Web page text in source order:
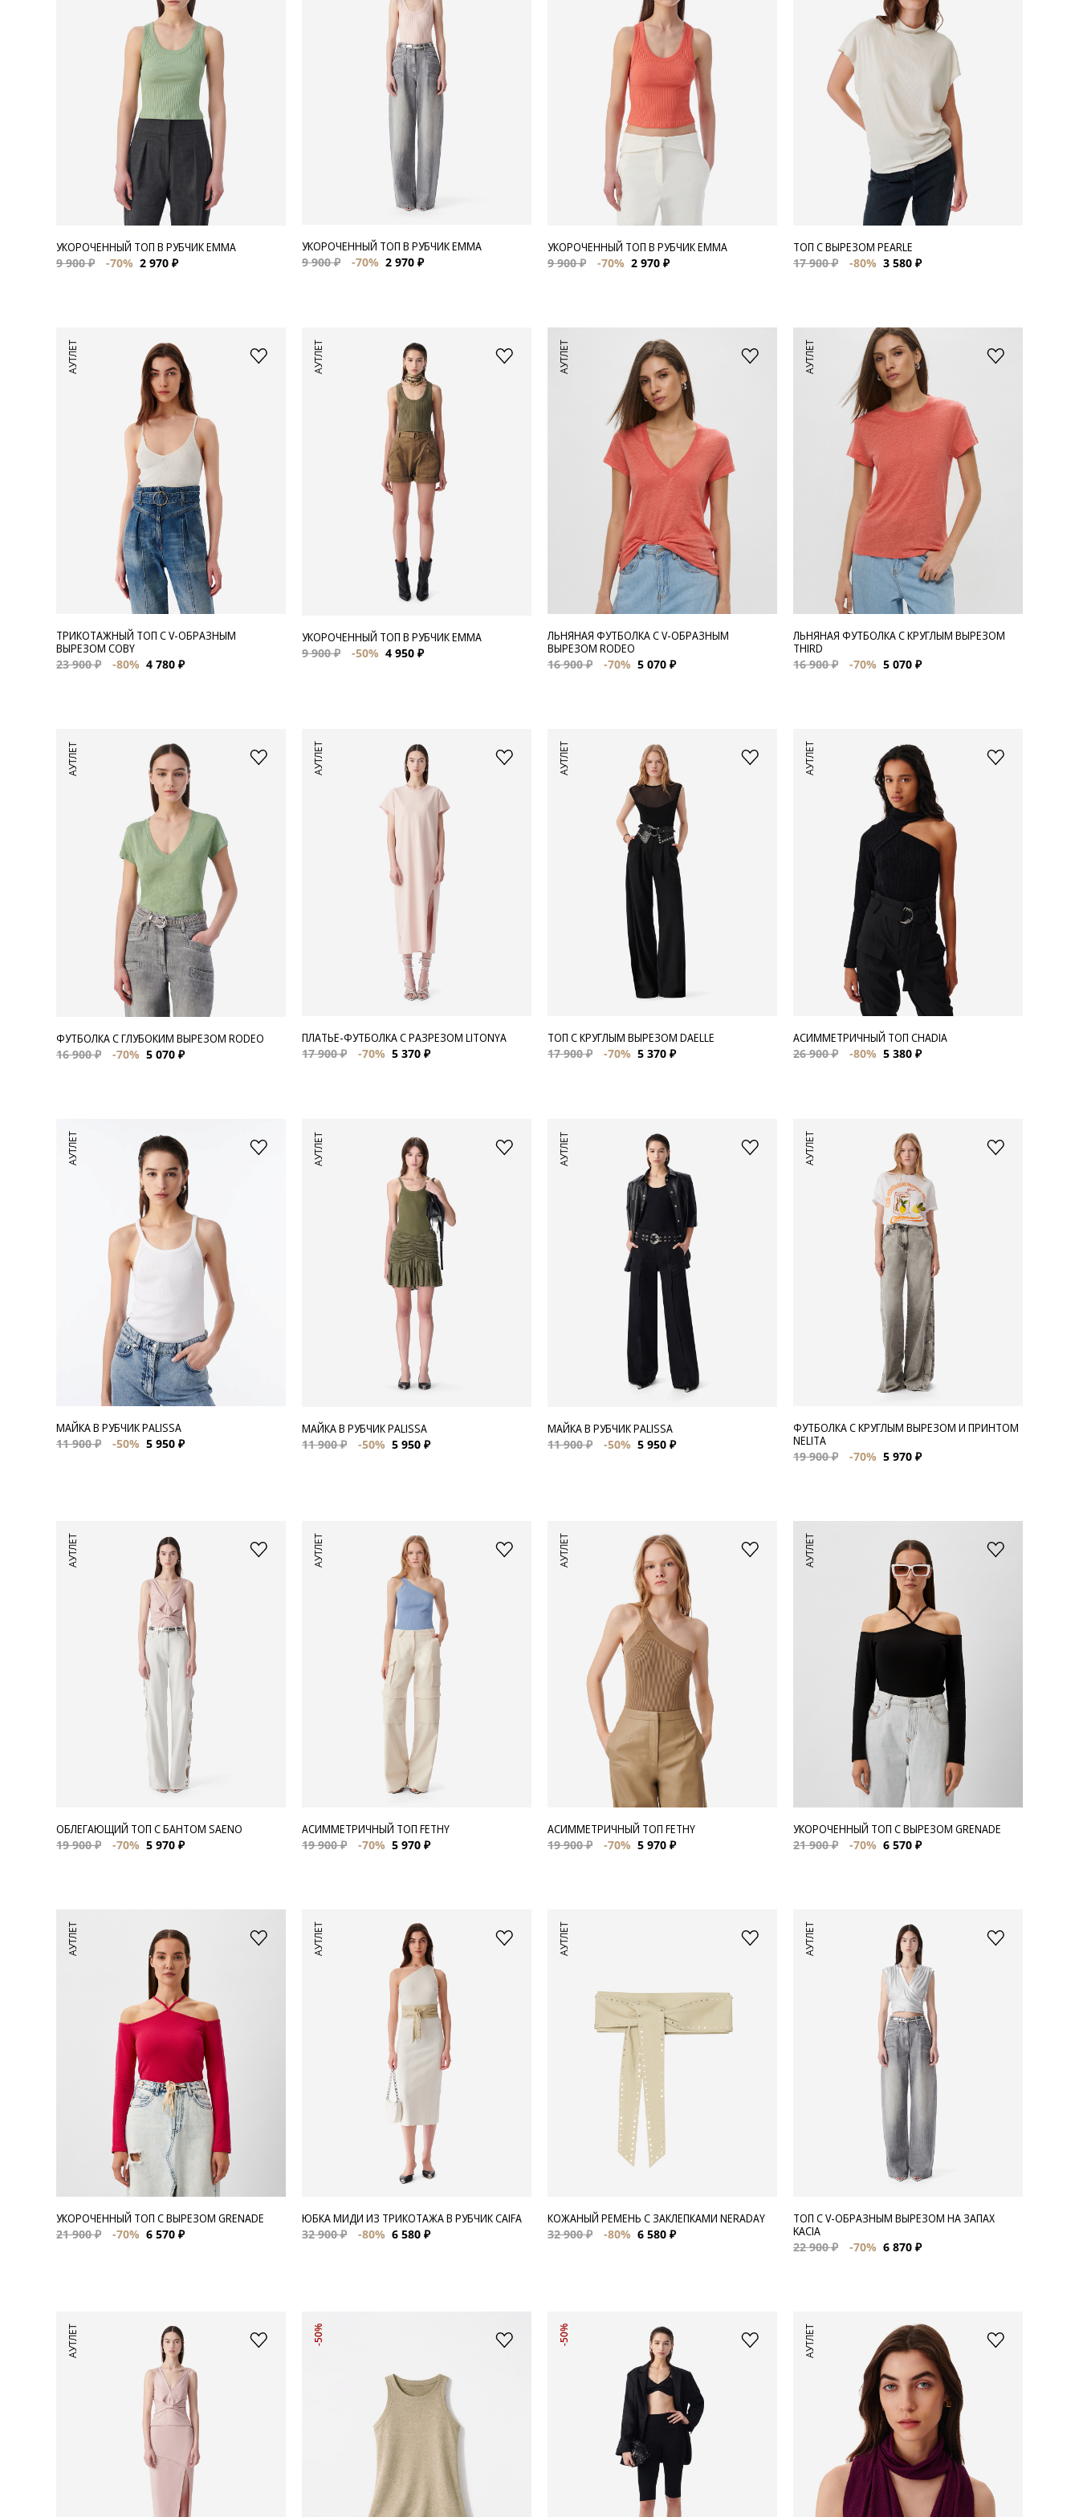
Сумки и аксессуары
УКОРОЧЕННЫЙ ТОП В РУБЧИК EMMA
9 900 ₽
-70% 2 970 ₽
УКОРОЧЕННЫЙ ТОП В РУБЧИК EMMA
9 900 ₽
-70% 2 970 ₽
УКОРОЧЕННЫЙ ТОП В РУБЧИК EMMA
9 900 ₽
-70% 2 970 ₽
ТОП С ВЫРЕЗОМ PEARLE
17 900 ₽
-80% 3 580 ₽
АУТЛЕТ
ТРИКОТАЖНЫЙ ТОП С V-ОБРАЗНЫМ
ВЫРЕЗОМ COBY
23 900 ₽
-80% 4 780 ₽
АУТЛЕТ
УКОРОЧЕННЫЙ ТОП В РУБЧИК EMMA
9 900 ₽
-50% 4 950 ₽
АУТЛЕТ
ЛЬНЯНАЯ ФУТБОЛКА С V-ОБРАЗНЫМ
ВЫРЕЗОМ RODEO
16 900 ₽
-70% 5 070 ₽
АУТЛЕТ
ЛЬНЯНАЯ ФУТБОЛКА С КРУГЛЫМ ВЫРЕЗОМ
THIRD
16 900 ₽
-70% 5 070 ₽
АУТЛЕТ
ФУТБОЛКА С ГЛУБОКИМ ВЫРЕЗОМ RODEO
16 900 ₽
-70% 5 070 ₽
АУТЛЕТ
ПЛАТЬЕ-ФУТБОЛКА С РАЗРЕЗОМ LITONYA
17 900 ₽
-70% 5 370 ₽
АУТЛЕТ
ТОП С КРУГЛЫМ ВЫРЕЗОМ DAELLE
17 900 ₽
-70% 5 370 ₽
АУТЛЕТ
АСИММЕТРИЧНЫЙ ТОП CHADIA
26 900 ₽
-80% 5 380 ₽
АУТЛЕТ
МАЙКА В РУБЧИК PALISSA
11 900 ₽
-50% 5 950 ₽
АУТЛЕТ
МАЙКА В РУБЧИК PALISSA
11 900 ₽
-50% 5 950 ₽
АУТЛЕТ
МАЙКА В РУБЧИК PALISSA
11 900 ₽
-50% 5 950 ₽
АУТЛЕТ
ФУТБОЛКА С КРУГЛЫМ ВЫРЕЗОМ И ПРИНТОМ
NELITA
19 900 ₽
-70% 5 970 ₽
АУТЛЕТ
ОБЛЕГАЮЩИЙ ТОП С БАНТОМ SAENO
19 900 ₽
-70% 5 970 ₽
АУТЛЕТ
АСИММЕТРИЧНЫЙ ТОП FETHY
19 900 ₽
-70% 5 970 ₽
АУТЛЕТ
АСИММЕТРИЧНЫЙ ТОП FETHY
19 900 ₽
-70% 5 970 ₽
АУТЛЕТ
УКОРОЧЕННЫЙ ТОП С ВЫРЕЗОМ GRENADE
21 900 ₽
-70% 6 570 ₽
АУТЛЕТ
УКОРОЧЕННЫЙ ТОП С ВЫРЕЗОМ GRENADE
21 900 ₽
-70% 6 570 ₽
АУТЛЕТ
ЮБКА МИДИ ИЗ ТРИКОТАЖА В РУБЧИК CAIFA
32 900 ₽
-80% 6 580 ₽
АУТЛЕТ
КОЖАНЫЙ РЕМЕНЬ С ЗАКЛЕПКАМИ NERADAY
32 900 ₽
-80% 6 580 ₽
АУТЛЕТ
ТОП С V-ОБРАЗНЫМ ВЫРЕЗОМ НА ЗАПАХ
KACIA
22 900 ₽
-70% 6 870 ₽
АУТЛЕТ -50% -50% АУТЛЕТ